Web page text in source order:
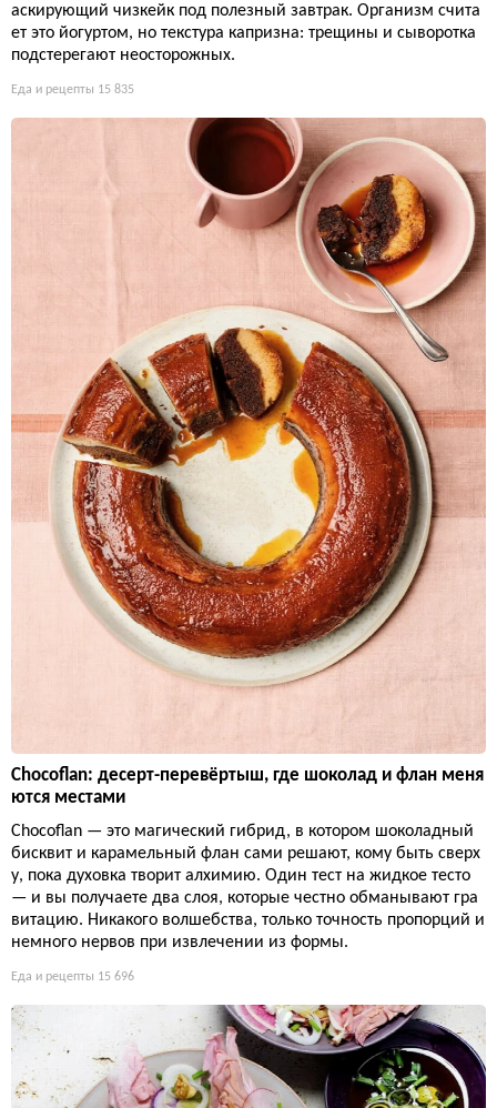
аскирующий чизкейк под полезный завтрак. Организм счита
ет это йогуртом, но текстура капризна: трещины и сыворотка
подстерегают неосторожных.
Еда и рецепты 15 835
Chocoflan: десерт-перевёртыш, где шоколад и флан меня
ются местами
Chocoflan — это магический гибрид, в котором шоколадный
бисквит и карамельный флан сами решают, кому быть сверх
у, пока духовка творит алхимию. Один тест на жидкое тесто
— и вы получаете два слоя, которые честно обманывают гра
витацию. Никакого волшебства, только точность пропорций и
немного нервов при извлечении из формы.
Еда и рецепты 15 696